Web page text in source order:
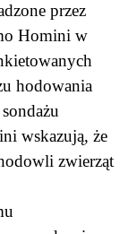
przez
Homini w
hodowania
wskazują, że
zwierząt